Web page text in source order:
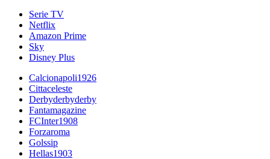
Serie TV
Netflix
Amazon Prime
Sky
Disney Plus
Calcionapoli1926
Cittaceleste
Derbyderbyderby
Fantamagazine
FCInter1908
Forzaroma
Golssip
Hellas1903